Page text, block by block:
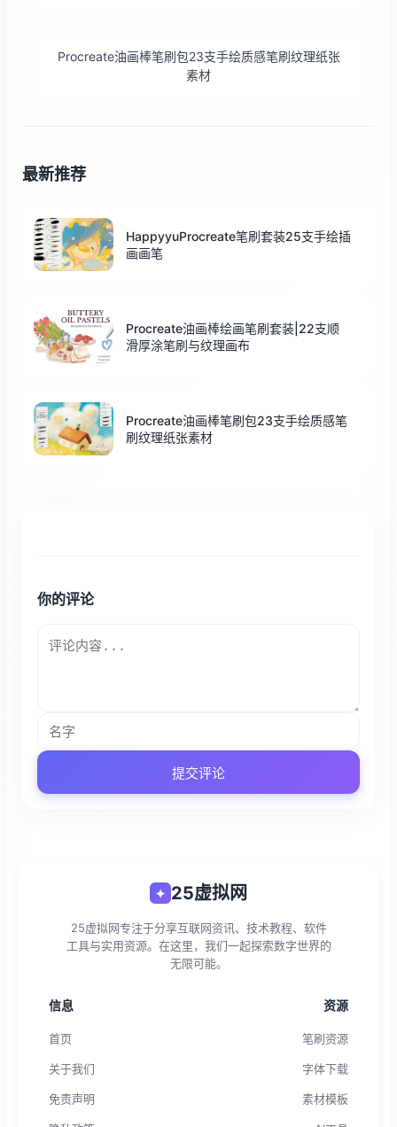
Procreate油画棒笔刷包23支手绘质感笔刷纹理纸张
素材
最新推荐
HappyyuProcreate笔刷套装25支手绘插
画画笔
Procreate油画棒绘画笔刷套装|22支顺
滑厚涂笔刷与纹理画布
Procreate油画棒笔刷包23支手绘质感笔
刷纹理纸张素材
你的评论
提交评论
✦ 25虚拟网
25虚拟网专注于分享互联网资讯、技术教程、软件
工具与实用资源。在这里，我们一起探索数字世界的
无限可能。
信息
首页
关于我们
免责声明
资源
笔刷资源
字体下载
素材模板